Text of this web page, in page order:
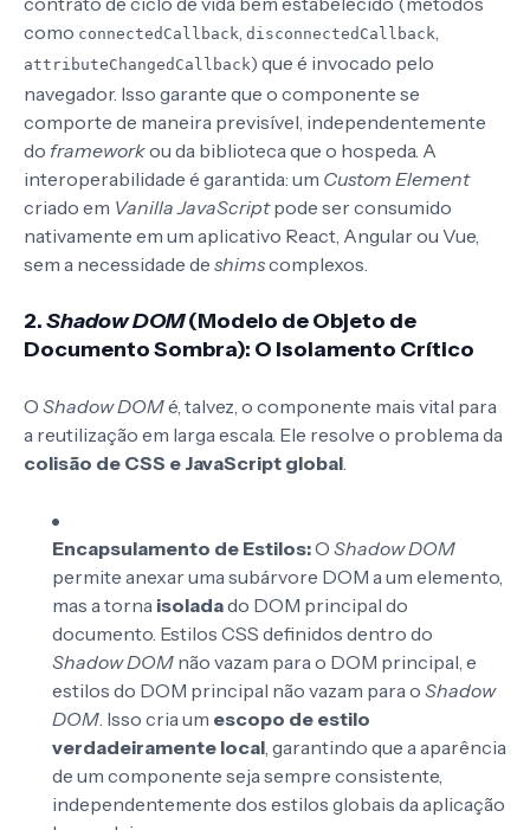
como connectedCallback disconnectedCallback
attributeChangedCallback) que é invocado pelo
navegador. Isso garante que o componente se
comporte de maneira previsível, independentemente
do frameworkou da biblioteca que o hospeda. A
interoperabilidade é garantida: um Custom Element
criado em Vanilla JavaScriptpode ser consumido
nativamente em um aplicativo React, Angular ou Vue,
sem a necessidade de shimscomplexos.
2.Shadow DOM(Modelo de Objeto de
Documento Sombra): O Isolamento Crítico
O Shadow DOMé, talvez, o componente mais vital para
a reutilização em larga escala. Ele resolve o problema da
colisão de CSS e JavaScript global
Encapsulamento de Estilos:O Shadow DOM
permite anexar uma subárvore DOM a um elemento,
mas a torna isoladado DOM principal do
documento. Estilos CSS definidos dentro do
Shadow DOM não vazam para o DOM principal, e
estilos do DOM principal não vazam para o Shadow
DOM . Isso cria um escopo de estilo
verdadeiramente local , garantindo que a aparência
de um componente seja sempre consistente,
independentemente dos estilos globais da aplicação